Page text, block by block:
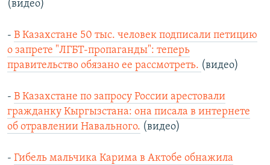
(видео)
- В Казахстане 50 тыс. человек подписали петицию
о запрете "ЛГБТ-пропаганды": теперь
правительство обязано ее рассмотреть. (видео)
- В Казахстане по запросу России арестовали
гражданку Кыргызстана: она писала в интернете
об отравлении Навального. (видео)
- Гибель мальчика Карима в Актобе обнажила